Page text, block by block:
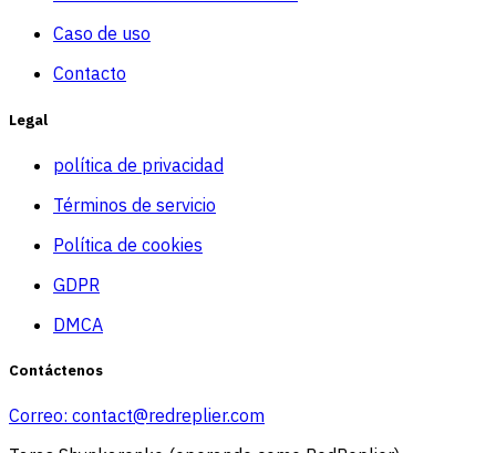
Caso de uso
Contacto
Legal
política de privacidad
Términos de servicio
Política de cookies
GDPR
DMCA
Contáctenos
Correo: contact@redreplier.com